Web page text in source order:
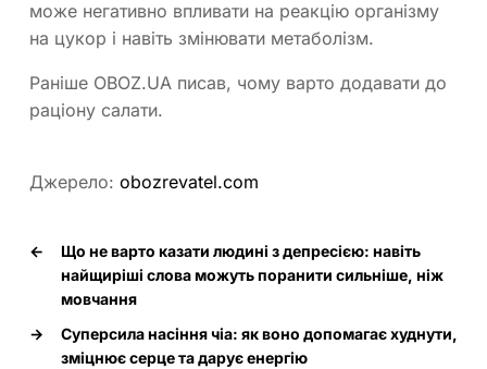
може негативно впливати на реакцію організму
на цукор і навіть змінювати метаболізм.
Раніше OBOZ.UA писав, чому варто додавати до
раціону салати.
Джерело: obozrevatel.com
←
Що не варто казати людині з депресією: навіть
найщиріші слова можуть поранити сильніше, ніж
мовчання
→
Суперсила насіння чіа: як воно допомагає худнути,
зміцнює серце та дарує енергію